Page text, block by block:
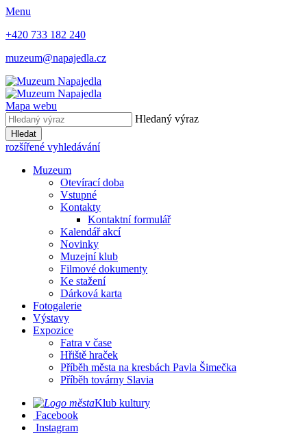
Menu
+420 733 182 240
muzeum@napajedla.cz
Mapa webu
Hledaný výraz
Hledat
rozšířené vyhledávání
Muzeum
Otevírací doba
Vstupné
Kontakty
Kontaktní formulář
Kalendář akcí
Novinky
Muzejní klub
Filmové dokumenty
Ke stažení
Dárková karta
Fotogalerie
Výstavy
Expozice
Fatra v čase
Hřiště hraček
Příběh města na kresbách Pavla Šimečka
Příběh továrny Slavia
Klub kultury
Facebook
Instagram